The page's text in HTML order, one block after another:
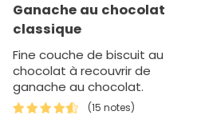
Ganache au chocolat
classique
Fine couche de biscuit au
chocolat à recouvrir de
ganache au chocolat.
(15 notes)